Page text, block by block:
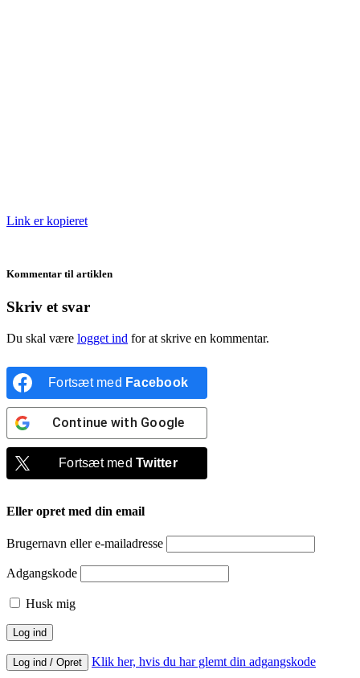
Link er kopieret
Kommentar til artiklen
Skriv et svar
Du skal være logget ind for at skrive en kommentar.
Fortsæt med Facebook
Continue with Google
Fortsæt medTwitter
Eller opret med din email
Brugernavn eller e-mailadresse
Adgangskode
Husk mig
Log ind / Opret Klik her, hvis du har glemt din adgangskode